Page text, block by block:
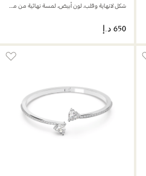
شكل لانهاية وقلب، لون أبيض، لمسة نهائية من معادن مختلطة